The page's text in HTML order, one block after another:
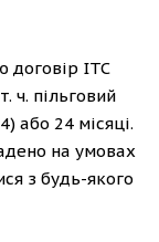
договір ІТС
ч. пільговий
або 24 місяці.
на умовах
з будь-якого